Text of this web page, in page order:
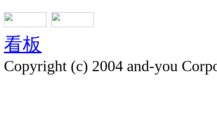
看板
Copyright (c) 2004 and-you